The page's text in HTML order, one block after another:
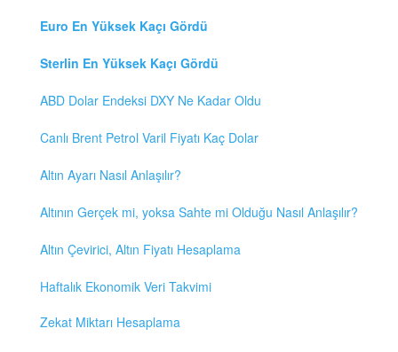
Euro En Yüksek Kaçı Gördü
Sterlin En Yüksek Kaçı Gördü
ABD Dolar Endeksi DXY Ne Kadar Oldu
Canlı Brent Petrol Varil Fiyatı Kaç Dolar
Altın Ayarı Nasıl Anlaşılır?
Altının Gerçek mi, yoksa Sahte mi Olduğu Nasıl Anlaşılır?
Altın Çevirici, Altın Fiyatı Hesaplama
Haftalık Ekonomik Veri Takvimi
Zekat Miktarı Hesaplama